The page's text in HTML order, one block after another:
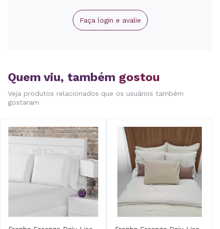
Faça login e avalie
Quem viu, também gostou
Veja produtos relacionados que os usuários também
gostaram